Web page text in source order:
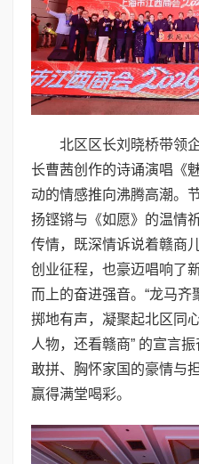
北区区长刘晓桥带领
长曹茜创作的诗诵演唱《
动的情感推向沸腾高潮。
扬铿锵与《如愿》的温情
传情，既深情诉说着赣商
创业征程，也豪迈唱响了
而上的奋进强音。“龙马齐
掷地有声，凝聚起北区同
人物，还看赣商” 的宣言
敢拼、胸怀家国的豪情与
赢得满堂喝彩。